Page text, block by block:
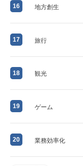
16 地方創生
17 旅行
18 観光
19 ゲーム
20 業務効率化